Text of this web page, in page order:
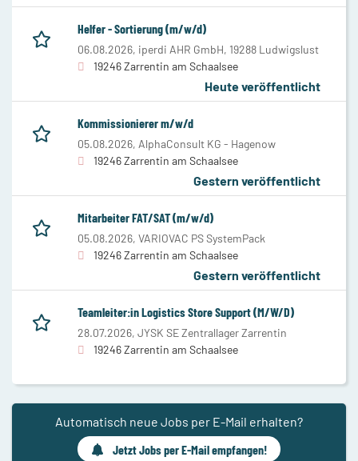
Helfer - Sortierung (m/w/d)
06.08.2026, iperdi AHR GmbH, 19288 Ludwigslust
19246 Zarrentin am Schaalsee
Heute veröffentlicht
Kommissionierer m/w/d
05.08.2026, AlphaConsult KG - Hagenow
19246 Zarrentin am Schaalsee
Gestern veröffentlicht
Mitarbeiter FAT/SAT (m/w/d)
05.08.2026, VARIOVAC PS SystemPack
19246 Zarrentin am Schaalsee
Gestern veröffentlicht
Teamleiter:in Logistics Store Support (M/W/D)
28.07.2026, JYSK SE Zentrallager Zarrentin
19246 Zarrentin am Schaalsee
Automatisch neue Jobs per E-Mail erhalten?
Jetzt Jobs per E-Mail empfangen!